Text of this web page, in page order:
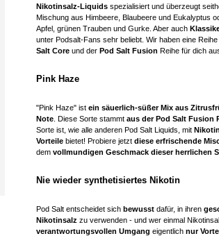
Nikotinsalz-Liquids spezialisiert und überzeugt
Mischung aus Himbeere, Blaubeere und Eukalyptus
Apfel, grünen Trauben und Gurke. Aber auch
unter Podsalt-Fans sehr beliebt. Wir haben eine
Salt Core und der Pod Salt Fusion Reihe für dich
Pink Haze
"Pink Haze" ist ein säuerlich-süßer Mix aus
Note . Diese Sorte stammt aus der Pod Salt Fusion
Sorte ist, wie alle anderen Pod Salt Liquids, mit
Vorteile bietet! Probiere jetzt diese erfrischende
dem vollmundigen Geschmack dieser herrlichen
Nie wieder synthetisiertes Nikotin
Pod Salt entscheidet sich bewusst dafür, in ihren
Nikotinsalz zu verwenden - und wer einmal
verantwortungsvollen Umgang eigentlich nur